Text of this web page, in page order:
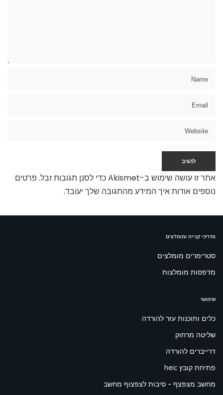
אתר זו עושה שימוש ב-Akismet כדי לסנן תגובות זבל.
פרטים
נוספים אודות איך המידע מהתגובה שלך יעובד.
מדריכי קנייה ומומלצים
סטרימרים מומלצים
מדפסות מומלצות
שימושי
כלים ותוכנות עזר להורדה
שליטה מרחוק
דרייברים להורדה
פתיחת קובץ heic
מחשב מצפצף – סיבות לצפצוף מחשב